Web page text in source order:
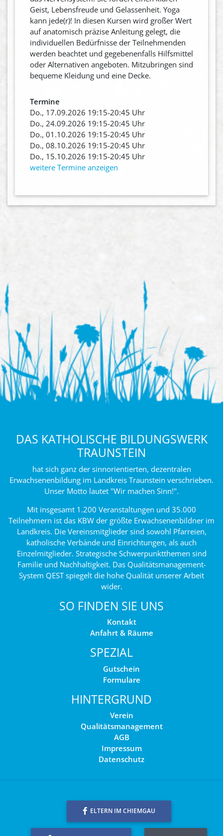
Geist, Lebensfreude und Gelassenheit. Yoga
kann jede(r)! In diesen Kursen wird großer Wert
auf anatomisch präzise Anleitung gelegt, die
individuellen Bedürfnisse der Teilnehmenden
werden beachtet und gegebenenfalls Hilfsmittel
oder Alternativen angeboten. Mitzubringen sind
bequeme Kleidung und eine Decke.
Termine
Do., 17.09.2026 19:15-20:45 Uhr
Do., 24.09.2026 19:15-20:45 Uhr
Do., 01.10.2026 19:15-20:45 Uhr
Do., 08.10.2026 19:15-20:45 Uhr
Do., 15.10.2026 19:15-20:45 Uhr
weitere Termine anzeigen
DAS KATHOLISCHE BILDUNGSWERK
TRAUNSTEIN
hat sich ganz der sinnorientierten, dezentralen
Erwachsenenbildung im Landkreis Traunstein verschrieben.
Unser Motto lautet "Wir machen Sinn!".
Mit insgesamt 1.200 Veranstaltungen und 35.000
Teilnehmern ist das KBW der größte Erwachsenenbildner im
Landkreis. Die Vereinsmitglieder sind sowohl Pfarreien,
katholische Verbände und Einrichtungen, als auch
Einzelmitglieder. Strategische Schwerpunktthemen sind
Familie und Nachhaltigkeit. Das Qualitätsmanagement-
System QEST spiegelt die hohe Qualität unserer Arbeit
wider.
SO FINDEN SIE UNS
Kontakt
Anfahrt & Räume
SPEZIAL
Gutschein
Formulare
HINTERGRUND
Verein
Qualitätsmanagement
AGB
Impressum
Datenschutz
ELTERN IM CHIEMGAU